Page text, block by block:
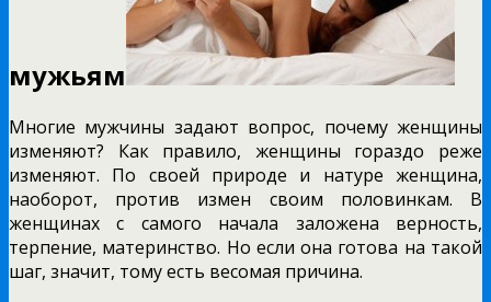
мужьям
Многие мужчины задают вопрос, почему женщины
изменяют? Как правило, женщины гораздо реже
изменяют. По своей природе и натуре женщина,
наоборот, против измен своим половинкам. В
женщинах с самого начала заложена верность,
терпение, материнство. Но если она готова на такой
шаг, значит, тому есть весомая причина.